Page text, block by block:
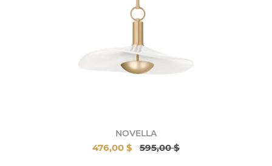
NOVELLA
476,00 $ 595,00 $